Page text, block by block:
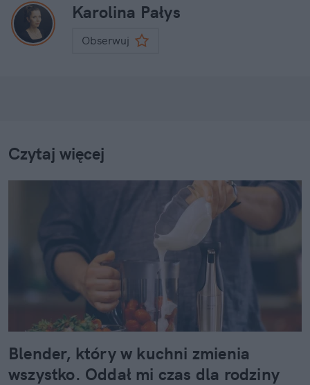
Karolina Pałys
Obserwuj
Czytaj więcej
Blender, który w kuchni zmienia
wszystko. Oddał mi czas dla rodziny